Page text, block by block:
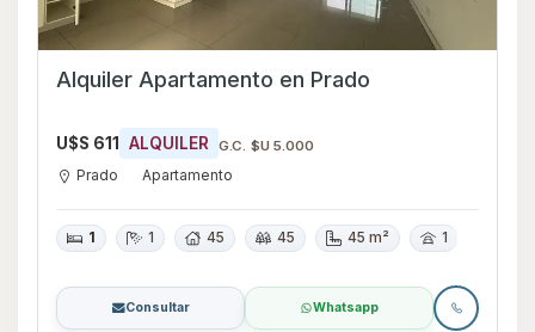
Alquiler Apartamento en Prado
U$S 611 ALQUILER G.C. $U 5.000
Prado Apartamento
1 1 45 45 45 m² 1
Consultar Whatsapp